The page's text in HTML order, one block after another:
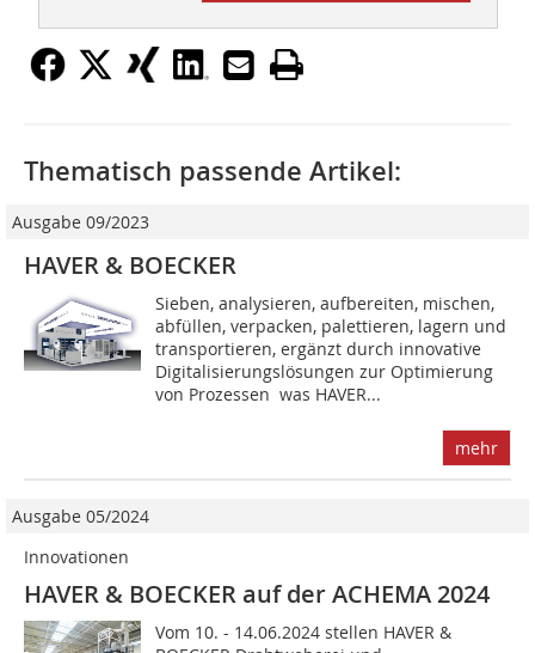
Thematisch passende Artikel:
Ausgabe 09/2023
HAVER & BOECKER
Sieben, analysieren, aufbereiten, mischen,
abfüllen, verpacken, palettieren, lagern und
transportieren, ergänzt durch innovative
Digitalisierungslösungen zur Optimierung
von Prozessen  was HAVER...
mehr
Ausgabe 05/2024
Innovationen
HAVER & BOECKER auf der ACHEMA 2024
Vom 10. - 14.06.2024 stellen HAVER &